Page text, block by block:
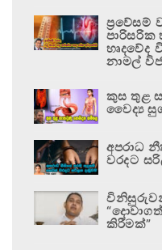
පාරිසරික
හෘදවේද
නාමල්
කුස තුළ
වෛද්‍ය
අපරාධ
වරදට
කිරීමක්”